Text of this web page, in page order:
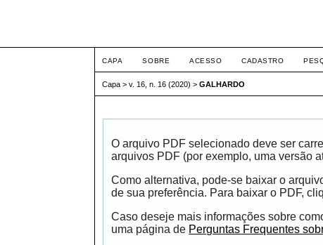
CAPA SOBRE ACESSO CADASTRO
Capa >v. 16, n. 16 (2020) >GALHARDO
O arquivo PDF selecionado deve ser
arquivos PDF (por exemplo, uma versão
Como alternativa, pode-se baixar o
de sua preferência. Para baixar o PDF,
Caso deseje mais informações sobre
uma página de Perguntas Frequentes